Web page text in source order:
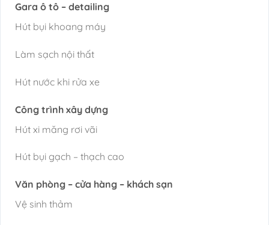
Gara ô tô – detailing
Hút bụi khoang máy
Làm sạch nội thất
Hút nước khi rửa xe
Công trình xây dựng
Hút xi măng rơi vãi
Hút bụi gạch – thạch cao
Văn phòng – cửa hàng – khách sạn
Vệ sinh thảm